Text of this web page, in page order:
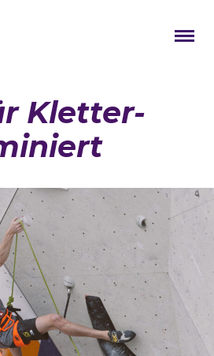
Stars
Galerie
Kletter-